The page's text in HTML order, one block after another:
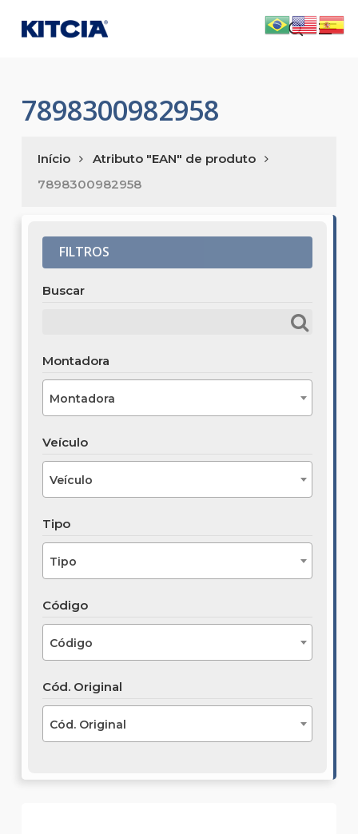
main
search
7898300982958
Início
Atributo "EAN" de produto
7898300982958
FILTROS
Buscar
Montadora
Montadora
Veículo
Veículo
Tipo
Tipo
Código
Código
Cód. Original
Cód. Original